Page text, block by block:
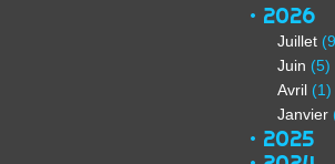
2026
Juillet
Juin (5)
Avril (1)
Janvier
2025